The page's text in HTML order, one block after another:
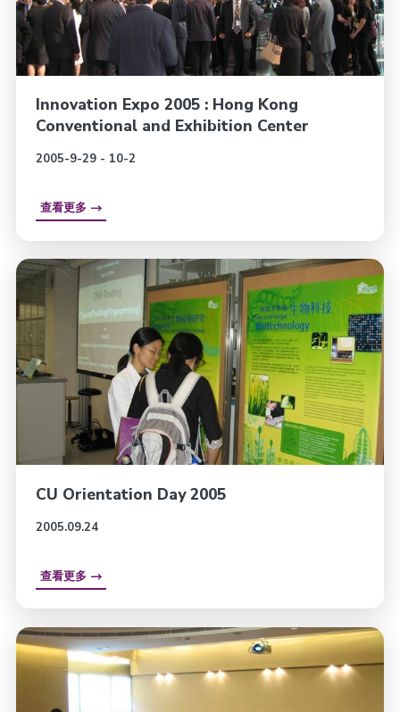
Innovation Expo 2005 : Hong Kong
Conventional and Exhibition Center
2005-9-29 - 10-2
查看更多
CU Orientation Day 2005
2005.09.24
查看更多